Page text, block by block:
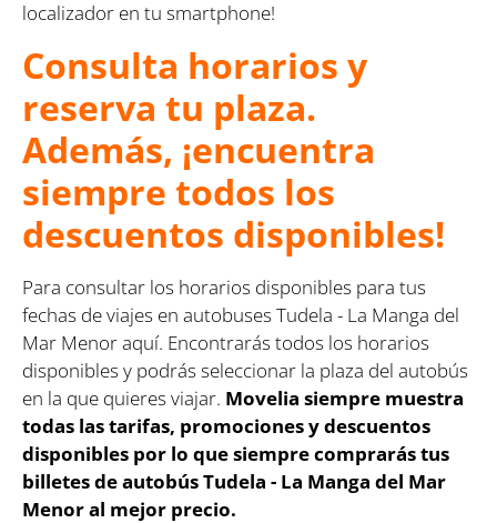
localizador en tu smartphone!
Consulta horarios y
reserva tu plaza.
Además, ¡encuentra
siempre todos los
descuentos disponibles!
Para consultar los horarios disponibles para tus
fechas de viajes en autobuses Tudela - La Manga del
Mar Menor aquí. Encontrarás todos los horarios
disponibles y podrás seleccionar la plaza del autobús
en la que quieres viajar. Movelia siempre muestra
todas las tarifas, promociones y descuentos
disponibles por lo que siempre comprarás tus
billetes de autobús Tudela - La Manga del Mar
Menor al mejor precio.